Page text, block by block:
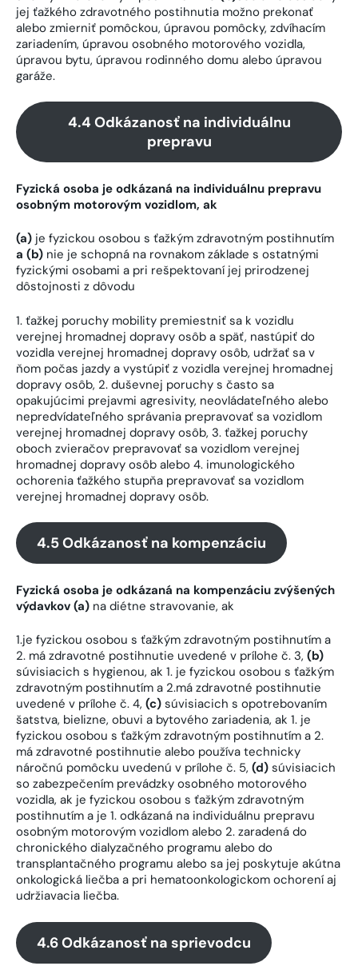
jej ťažkého zdravotného postihnutia možno prekonať
alebo zmierniť pomôckou, úpravou pomôcky, zdvíhacím
zariadením, úpravou osobného motorového vozidla,
úpravou bytu, úpravou rodinného domu alebo úpravou
garáže.
4.4 Odkázanosť na individuálnu
prepravu
Fyzická osoba je odkázaná na individuálnu prepravu
osobným motorovým vozidlom, ak
(a) je fyzickou osobou s ťažkým zdravotným postihnutím
a (b) nie je schopná na rovnakom základe s ostatnými
fyzickými osobami a pri rešpektovaní jej prirodzenej
dôstojnosti z dôvodu
1. ťažkej poruchy mobility premiestniť sa k vozidlu
verejnej hromadnej dopravy osôb a späť, nastúpiť do
vozidla verejnej hromadnej dopravy osôb, udržať sa v
ňom počas jazdy a vystúpiť z vozidla verejnej hromadnej
dopravy osôb, 2. duševnej poruchy s často sa
opakujúcimi prejavmi agresivity, neovládateľného alebo
nepredvídateľného správania prepravovať sa vozidlom
verejnej hromadnej dopravy osôb, 3. ťažkej poruchy
oboch zvieračov prepravovať sa vozidlom verejnej
hromadnej dopravy osôb alebo 4. imunologického
ochorenia ťažkého stupňa prepravovať sa vozidlom
verejnej hromadnej dopravy osôb.
4.5 Odkázanosť na kompenzáciu
Fyzická osoba je odkázaná na kompenzáciu zvýšených
výdavkov (a) na diétne stravovanie, ak
1.je fyzickou osobou s ťažkým zdravotným postihnutím a
2. má zdravotné postihnutie uvedené v prílohe č. 3, (b)
súvisiacich s hygienou, ak 1. je fyzickou osobou s ťažkým
zdravotným postihnutím a 2.má zdravotné postihnutie
uvedené v prílohe č. 4, (c) súvisiacich s opotrebovaním
šatstva, bielizne, obuvi a bytového zariadenia, ak 1. je
fyzickou osobou s ťažkým zdravotným postihnutím a 2.
má zdravotné postihnutie alebo používa technicky
náročnú pomôcku uvedenú v prílohe č. 5, (d) súvisiacich
so zabezpečením prevádzky osobného motorového
vozidla, ak je fyzickou osobou s ťažkým zdravotným
postihnutím a je 1. odkázaná na individuálnu prepravu
osobným motorovým vozidlom alebo 2. zaradená do
chronického dialyzačného programu alebo do
transplantačného programu alebo sa jej poskytuje akútna
onkologická liečba a pri hematoonkologickom ochorení aj
udržiavacia liečba.
4.6 Odkázanosť na sprievodcu